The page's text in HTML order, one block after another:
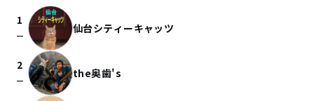
1
check_indeterminate_small 仙台シティーキャッツ
2
check_indeterminate_small the奥歯's